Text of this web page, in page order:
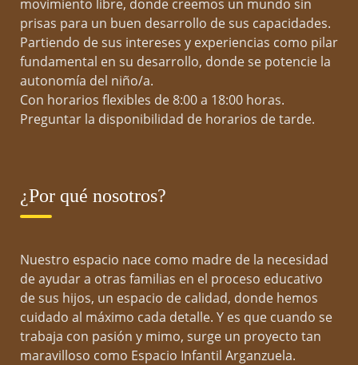
directamente en el aula. Obtener estrategias
prácticas para motivar al alumnado, gestionar
el comportamiento en clase y crear un
ambiente de aprendizaje inclusivo. Identificar y
abordar las dificultades de aprendizaje y las
necesidades educativas especiales.
Técnicas y Dinámica del
Habilidades Sociales y
Comunicativas en el ejercicio de la
Función Docente
movimiento libre, donde creemos un mundo sin
prisas para un buen desarrollo de sus capacidades.
Partiendo de sus intereses y experiencias como pilar
fundamental en su desarrollo, donde se potencie la
autonomía del niño/a.
Con horarios flexibles de 8:00 a 18:00 horas.
Preguntar la disponibilidad de horarios de tarde.
¿Por qué nosotros?
Nuestro espacio nace como madre de la necesidad
de ayudar a otras familias en el proceso educativo
de sus hijos, un espacio de calidad, donde hemos
cuidado al máximo cada detalle. Y es que cuando se
trabaja con pasión y mimo, surge un proyecto tan
maravilloso como Espacio Infantil Arganzuela.